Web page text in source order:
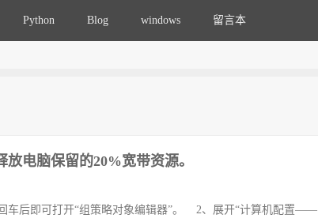
Python Blog windows 留言本
电脑保留的20%宽带资源。
车后即可打开“组策略对象编辑器”。 2、展开“计算机配置——